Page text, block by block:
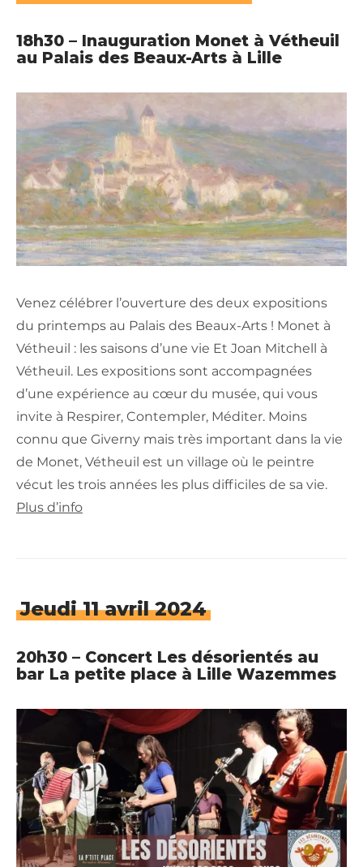
18h30 – Inauguration Monet à Vétheuil
au Palais des Beaux-Arts à Lille
Venez célébrer l’ouverture des deux expositions
du printemps au Palais des Beaux-Arts ! Monet à
Vétheuil : les saisons d’une vie Et Joan Mitchell à
Vétheuil. Les expositions sont accompagnées
d’une expérience au cœur du musée, qui vous
invite à Respirer, Contempler, Méditer. Moins
connu que Giverny mais très important dans la vie
de Monet, Vétheuil est un village où le peintre
vécut les trois années les plus difficiles de sa vie.
Plus d’info
Jeudi 11 avril 2024
20h30 – Concert Les désorientés au
bar La petite place à Lille Wazemmes